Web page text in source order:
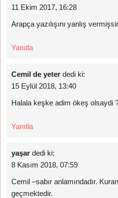
11 Ekim 2017, 16:28
Yanıtla
Cemil de yeter dedi ki:
15 Eylül 2018, 13:40
Halala keşke adim ökeş olsaydi
Yanıtla
yaşar dedi ki:
8 Kasım 2018, 07:59
Cemil –sabır anlamındadır.
geçmektedir.